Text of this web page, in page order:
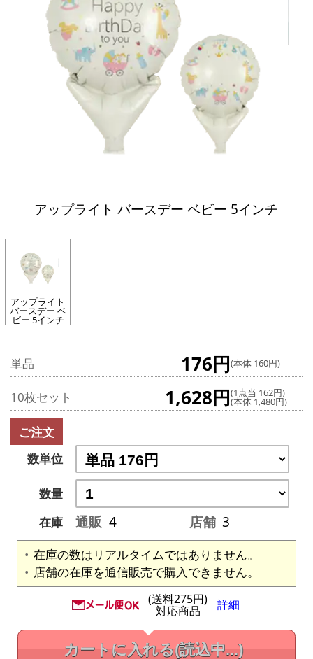
アップライト バースデー ベビー 5インチ
アップライト
バースデー ベ
ビー 5インチ
単品 176円(本体 160円)
10枚セット 1,628円(1点当 162円)
(本体 1,480円)
ご注文
数単位
数量
在庫
通販 4 店舗 3
在庫の数はリアルタイムではありません。
店舗の在庫を通信販売で購入できません。
(送料275円)
対応商品 詳細
カートに入れる(読込中...)